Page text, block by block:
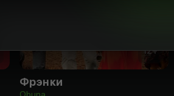
12+
Фрэнки
Obuna